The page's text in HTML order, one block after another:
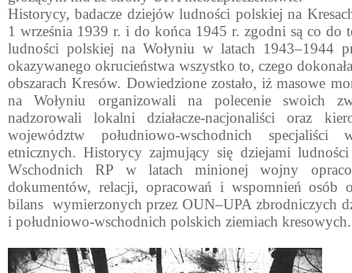
Historycy, badacze dziejów ludności polskiej na
1 września 1939 r. i do końca 1945 r. zgodni są co do
ludności polskiej na Wołyniu w latach 1943–1944
okazywanego okrucieństwa wszystko to, czego
obszarach Kresów. Dowiedzione zostało, iż masowe
na Wołyniu organizowali na polecenie swoich
nadzorowali lokalni działacze-nacjonaliści oraz
województw południowo-wschodnich specjaliści
etnicznych. Historycy zajmujący się dziejami
Wschodnich RP w latach minionej wojny
dokumentów, relacji, opracowań i wspomnień osób
bilans wymierzonych przez OUN–UPA zbrodniczych
i południowo-wschodnich polskich ziemiach kresowych.